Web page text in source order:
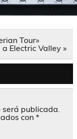
Tour»
Electric Valley »
será publicada.
con *